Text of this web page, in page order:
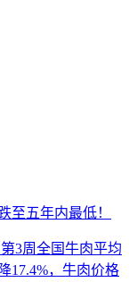
至五年内最低！
3周全国牛肉平均
17.4%，牛肉价格